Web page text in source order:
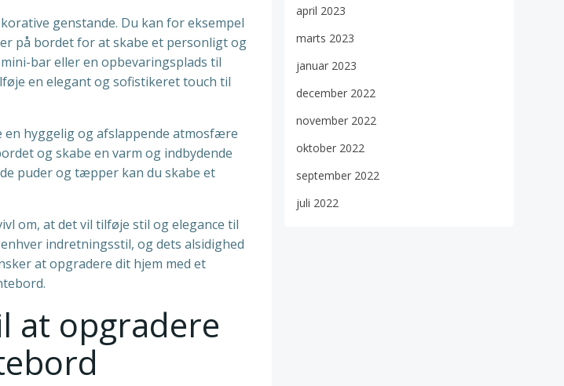
genstande. Du kan for eksempel
på bordet for at skabe et personligt og
bar eller en opbevaringsplads til
en elegant og sofistikeret touch til
en hyggelig og afslappende atmosfære
og skabe en varm og indbydende
puder og tæpper kan du skabe et
om, at det vil tilføje stil og elegance til
indretningsstil, og dets alsidighed
at opgradere dit hjem med et
at opgradere
april 2023
marts 2023
januar 2023
december 2022
november 2022
oktober 2022
september 2022
juli 2022